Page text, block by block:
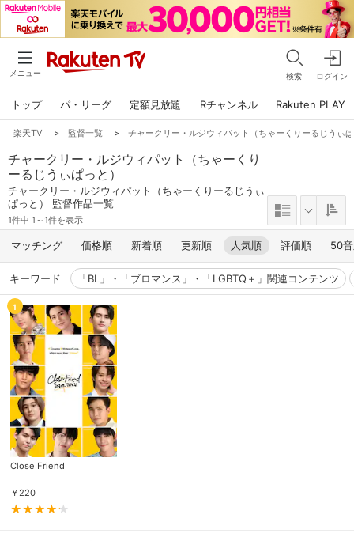
メニュー 検索 ログイン
トップ パ・リーグ 定額見放題 Rチャンネル Rakuten PLAY
楽天TV > 監督一覧 > チャークリー・ルジウィパット（ちゃーくりーるじうぃ
チャークリー・ルジウィパット（ちゃーくり
ーるじうぃぱっと）
チャークリー・ルジウィパット（ちゃーくりーるじうぃ
ぱっと） 監督作品一覧
1件中 1～1件を表示
マッチング 価格順 新着順 更新順 人気順 評価順 50
キーワード 「BL」・「ブロマンス」・「LGBTQ＋」関連コンテンツ
1
Close Friend
￥ 220